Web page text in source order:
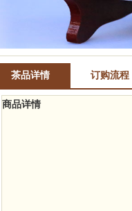
茶品详情 订购流程
商品详情